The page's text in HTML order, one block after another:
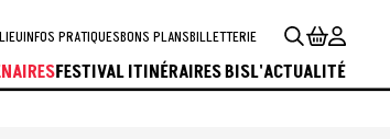
INFOS PRATIQUESBONS PLANSBILLETTERIE
FESTIVAL ITINÉRAIRES BISL'ACTUALITÉ